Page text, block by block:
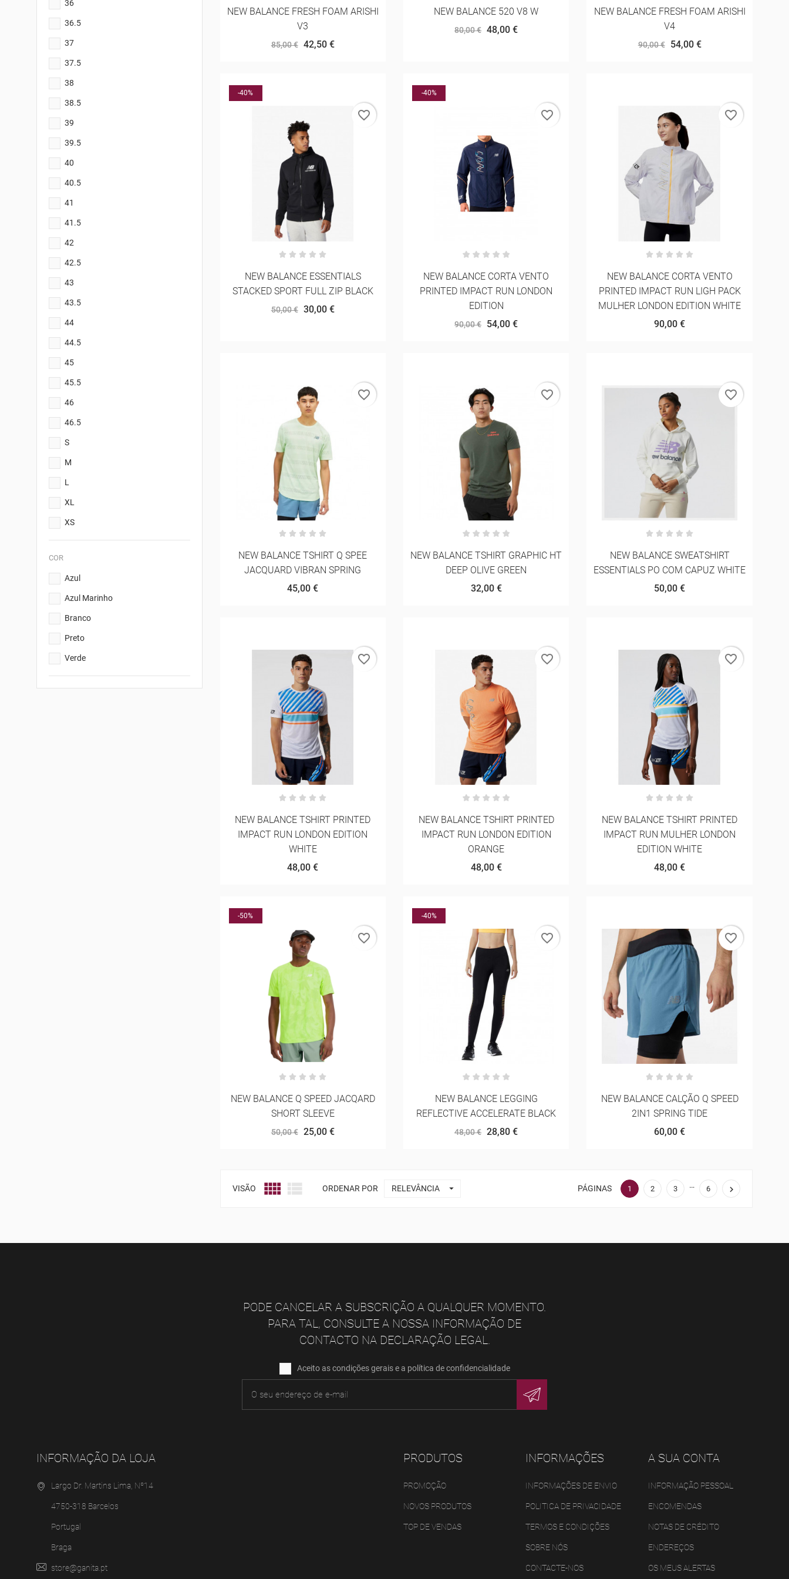
36
36.5
37
37.5
38
38.5
39
39.5
40
40.5
41
41.5
42
42.5
43
43.5
44
44.5
45
45.5
46
46.5
S
M
L
XL
XS
COR
Azul
Azul Marinho
Branco
Preto
Verde
NEW BALANCE FRESH FOAM ARISHI
V3
85,00 € 42,50 €
NEW BALANCE 520 V8 W
80,00 € 48,00 €
NEW BALANCE FRESH FOAM ARISHI
V4
90,00 € 54,00 €
-40%
NEW BALANCE ESSENTIALS
STACKED SPORT FULL ZIP BLACK
50,00 € 30,00 €
favorite_border
-40%
NEW BALANCE CORTA VENTO
PRINTED IMPACT RUN LONDON
EDITION
90,00 € 54,00 €
favorite_border
NEW BALANCE CORTA VENTO
PRINTED IMPACT RUN LIGH PACK
MULHER LONDON EDITION WHITE
90,00 €
favorite_border
NEW BALANCE TSHIRT Q SPEE
JACQUARD VIBRAN SPRING
45,00 €
favorite_border
NEW BALANCE TSHIRT GRAPHIC HT
DEEP OLIVE GREEN
32,00 €
favorite_border
NEW BALANCE SWEATSHIRT
ESSENTIALS PO COM CAPUZ WHITE
50,00 €
favorite_border
NEW BALANCE TSHIRT PRINTED
IMPACT RUN LONDON EDITION
WHITE
48,00 €
favorite_border
NEW BALANCE TSHIRT PRINTED
IMPACT RUN LONDON EDITION
ORANGE
48,00 €
favorite_border
NEW BALANCE TSHIRT PRINTED
IMPACT RUN MULHER LONDON
EDITION WHITE
48,00 €
favorite_border
-50%
NEW BALANCE Q SPEED JACQARD
SHORT SLEEVE
50,00 € 25,00 €
favorite_border
-40%
NEW BALANCE LEGGING
REFLECTIVE ACCELERATE BLACK
48,00 € 28,80 €
favorite_border
NEW BALANCE CALÇÃO Q SPEED
2IN1 SPRING TIDE
60,00 €
favorite_border
VISÃO   ORDENAR POR RELEVÂNCIA  PÁGINAS 1 2 3 … 6 
PODE CANCELAR A SUBSCRIÇÃO A QUALQUER MOMENTO.
PARA TAL, CONSULTE A NOSSA INFORMAÇÃO DE
CONTACTO NA DECLARAÇÃO LEGAL.
Aceito as condições gerais e a política de confidencialidade
INFORMAÇÃO DA LOJA
Largo Dr. Martins Lima, Nº14
4750-318 Barcelos
Portugal
Braga
store@ganita.pt
PRODUTOS
PROMOÇÃO
NOVOS PRODUTOS
TOP DE VENDAS
INFORMAÇÕES
INFORMAÇÕES DE ENVIO
POLITICA DE PRIVACIDADE
TERMOS E CONDIÇÕES
SOBRE NÓS
CONTACTE-NOS
A SUA CONTA
INFORMAÇÃO PESSOAL
ENCOMENDAS
NOTAS DE CRÉDITO
ENDEREÇOS
OS MEUS ALERTAS